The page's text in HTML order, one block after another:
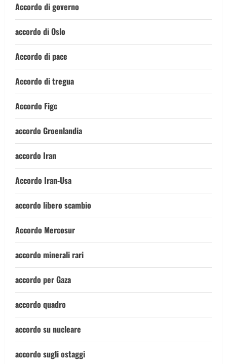
Accordo di governo
accordo di Oslo
Accordo di pace
Accordo di tregua
Accordo Figc
accordo Groenlandia
accordo Iran
Accordo Iran-Usa
accordo libero scambio
Accordo Mercosur
accordo minerali rari
accordo per Gaza
accordo quadro
accordo su nucleare
accordo sugli ostaggi